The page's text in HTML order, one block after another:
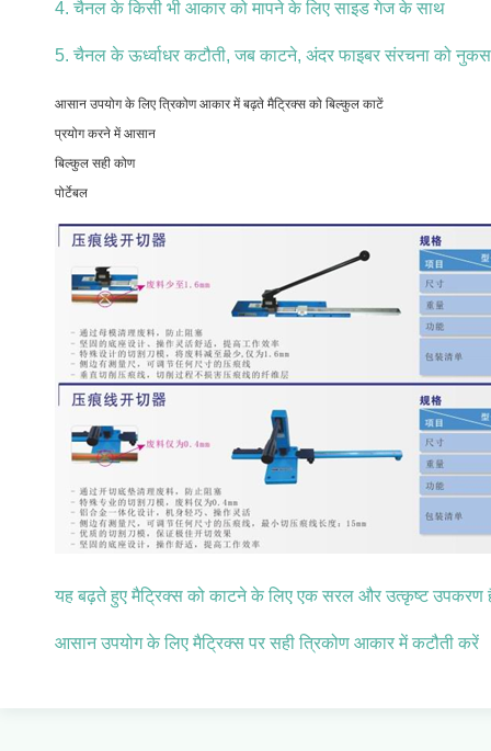
4. चैनल के किसी भी आकार को मापने के लिए साइड गेज के साथ
5. चैनल के ऊर्ध्वाधर कटौती, जब काटने, अंदर फाइबर संरचना को
आसान उपयोग के लिए त्रिकोण आकार में बढ़ते मैट्रिक्स को बिल्कुल काटें
प्रयोग करने में आसान
बिल्कुल सही कोण
पोर्टेबल
यह बढ़ते हुए मैट्रिक्स को काटने के लिए एक सरल और उत्कृष्ट उपकरण
आसान उपयोग के लिए मैट्रिक्स पर सही त्रिकोण आकार में कटौती करें